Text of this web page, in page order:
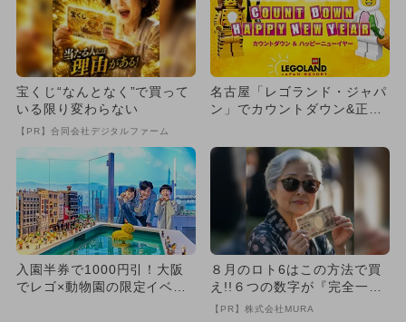
宝くじ“なんとなく”で買って
いる限り変わらない
【PR】合同会社デジタルファーム
名古屋「レゴランド・ジャパ
ン」でカウントダウン&正月
入園半券で1000円引！大阪
でレゴ×動物園の限定イベン
８月のロト6はこの方法で買
え!!６つの数字が『完全一
致』する方法
【PR】株式会社MURA